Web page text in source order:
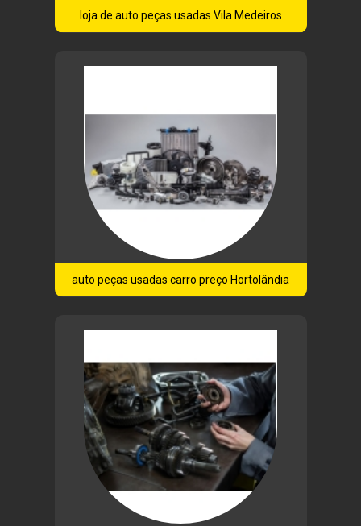
loja de auto peças usadas Vila Medeiros
auto peças usadas carro preço Hortolândia